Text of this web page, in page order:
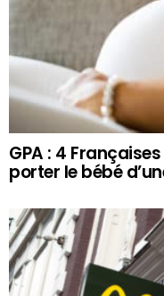
GPA : 4
porter le bébé